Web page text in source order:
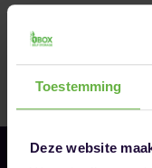
Toestemming
Deze website